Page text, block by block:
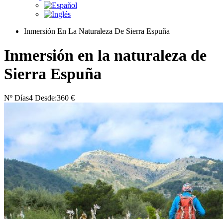
Inmersión En La Naturaleza De Sierra Espuña
Inmersión en la naturaleza de
Sierra Espuña
Nº Días4 Desde:360 €